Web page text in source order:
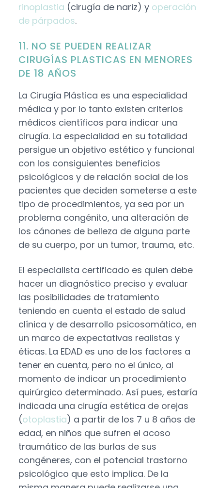
rinoplastia (cirugía de nariz) y operación
de párpados.
11. NO SE PUEDEN REALIZAR
CIRUGÍAS PLASTICAS EN MENORES
DE 18 AÑOS
La Cirugía Plástica es una especialidad
médica y por lo tanto existen criterios
médicos científicos para indicar una
cirugía. La especialidad en su totalidad
persigue un objetivo estético y funcional
con los consiguientes beneficios
psicológicos y de relación social de los
pacientes que deciden someterse a este
tipo de procedimientos, ya sea por un
problema congénito, una alteración de
los cánones de belleza de alguna parte
de su cuerpo, por un tumor, trauma, etc.
El especialista certificado es quien debe
hacer un diagnóstico preciso y evaluar
las posibilidades de tratamiento
teniendo en cuenta el estado de salud
clínica y de desarrollo psicosomático, en
un marco de expectativas realistas y
éticas. La EDAD es uno de los factores a
tener en cuenta, pero no el único, al
momento de indicar un procedimiento
quirúrgico determinado. Así pues, estaría
indicada una cirugía estética de orejas
(otoplastia) a partir de los 7 u 8 años de
edad, en niños que sufren el acoso
traumático de las burlas de sus
congéneres, con el potencial trastorno
psicológico que esto implica. De la